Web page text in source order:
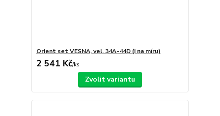
Orient set VESNA, vel. 34A-44D (i na míru)
2 541 Kč/ks
Zvolit variantu